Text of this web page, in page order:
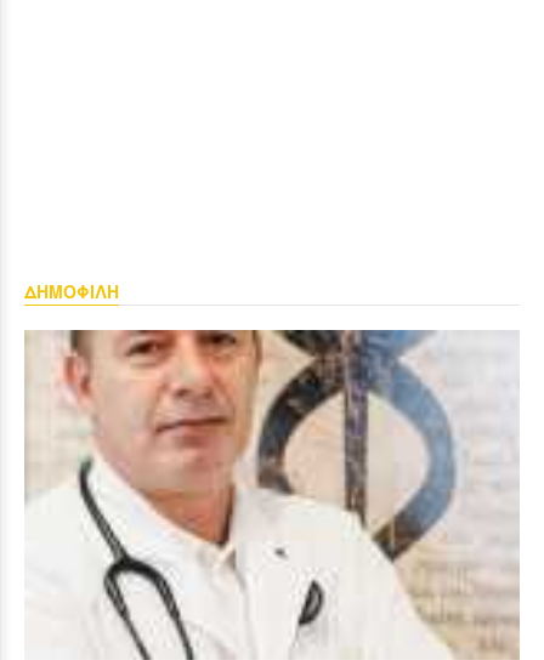
ΔΗΜΟΦΙΛΗ